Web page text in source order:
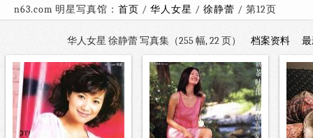
n63.com 明星写真馆： 首页 / 华人女星 / 徐静蕾 / 第
华人女星 徐静蕾 写真集（255 幅, 22 页） 档案资料